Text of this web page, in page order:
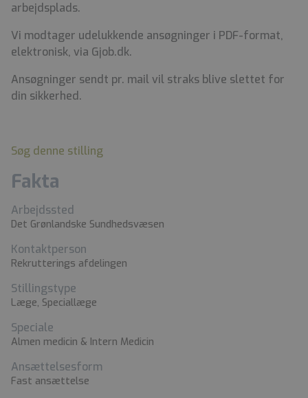
arbejdsplads.
Vi modtager udelukkende ansøgninger i PDF-format,
elektronisk, via Gjob.dk.
Ansøgninger sendt pr. mail vil straks blive slettet for
din sikkerhed.
Søg denne stilling
Fakta
Arbejdssted
Det Grønlandske Sundhedsvæsen
Kontaktperson
Rekrutterings afdelingen
Stillingstype
Læge, Speciallæge
Speciale
Almen medicin & Intern Medicin
Ansættelsesform
Fast ansættelse